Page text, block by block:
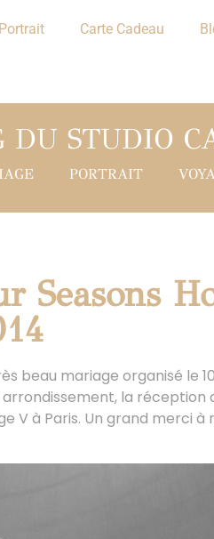
Portrait Carte Cadeau
DU STUDIO
PORTRAIT
Seasons
beau mariage organisé le
arrondissement, la
V à Paris. Un grand merci